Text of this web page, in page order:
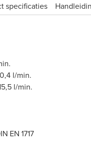
specificaties
l/min.
l/min.
EN 1717